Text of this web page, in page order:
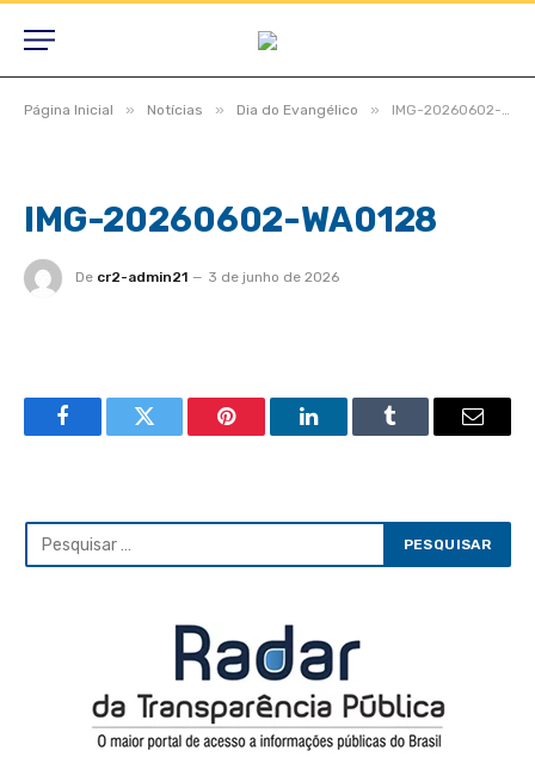
Página Inicial » Notícias » Dia do Evangélico » IMG-20260602-WA0128
IMG-20260602-WA0128
De cr2-admin21 3 de junho de 2026
FacebookTwitter Pinterest LinkedInTumblr Email